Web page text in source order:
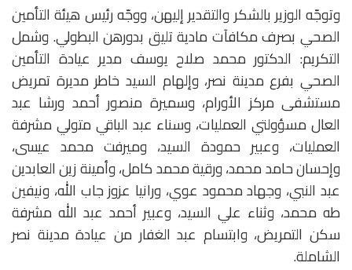
وتوجّه الوزير بالشكر والتقدير إليهن، ووجّه رئيس هيئة التأمين
الصحي بصرف مكافآت مادية تليق بدورهن البطولي. وشمل
التكريم: الدكتور محمد صلاح يوسف مدير عيادة التأمين
الصحي بفرع مدينة نصر، وإلهام السيد خاطر مديرة تمريض
مستشفى مركز الأورام، وسميرة منصور أحمد ورشا عبد
العال مسؤولتي العمليات، وسناء عبد الباقي متولي مشرفة
العمليات، وعبير حمودة السيد، وميرفت محمد عيسى،
وإحسان حامد محمد، ورقية محمد كامل، وأمينة زين العابدين
عبد النبي، وجهاد محمود عوي، ورانيا عزوز جاب الله، ونيفين
طه محمد، وثناء علي السيد، وعبير أحمد عبد الله مشرفة
سكن التمريض، وابتسام عبد الغفار من عيادة مدينة نصر
الشاملة.